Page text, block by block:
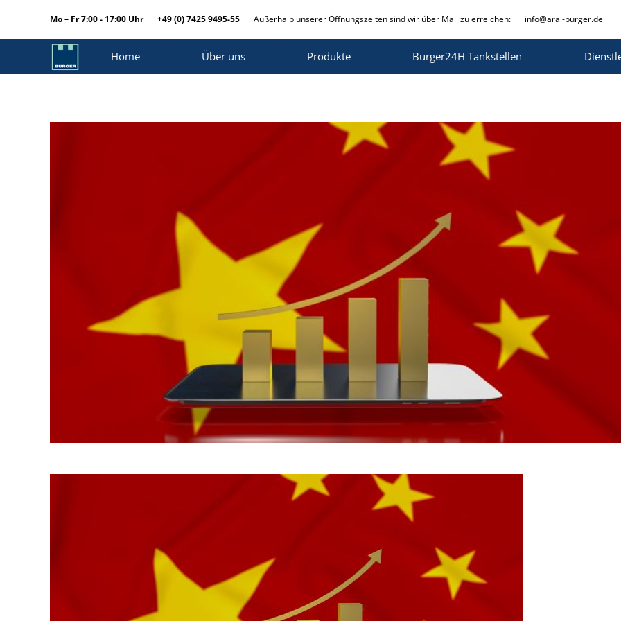
Mo – Fr 7:00 - 17:00 Uhr +49 (0) 7425 9495-55 Außerhalb unserer Öffnungszeiten sind wir über Mail zu erreichen: info@aral-burger.de
Home Über uns Produkte Burger24H Tankstellen